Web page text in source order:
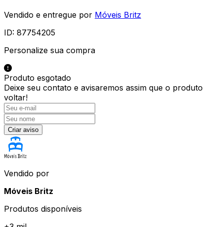
Vendido e entregue por Móveis Britz
ID: 87754205
Personalize sua compra
Produto esgotado
Deixe seu contato e avisaremos assim que o produto
voltar!
Criar aviso
Vendido por
Móveis Britz
Produtos disponíveis